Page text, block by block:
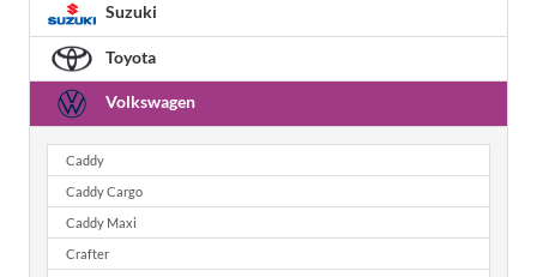
Suzuki
Toyota
Volkswagen
Caddy
Caddy Cargo
Caddy Maxi
Crafter